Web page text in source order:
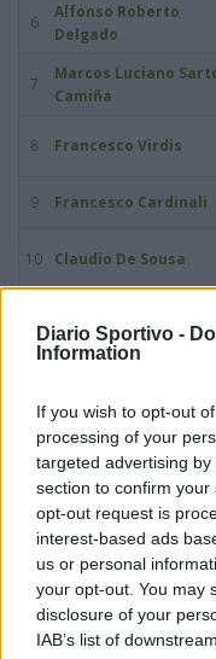
Diario Sportivo -
Information
If you wish to opt-out
processing of your
targeted advertising
section to confirm
opt-out request is
interest-based ads
us or personal
your opt-out. You may
disclosure of your
IAB’s list of
6
Alfonso Roberto
Delgado
7
Marcos Luciano
Camiña
8 Francesco Virdis
9 Francesco Cardinali
10 Claudio De Sousa
13
Leonardo Jose Abreu
Santos
15 Marco Ilari
16 Giancarlo Improta